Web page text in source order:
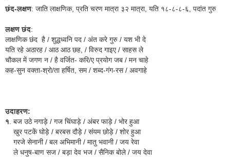
छंद-लक्षण: जाति लाक्षणिक, प्रति चरण मात्रा ३२ मात्रा, यति १८-८-८-६, पदांत गुरु
लक्षण छंद:
लाक्षणिक छंद है / शुद्धध्वनि पद / अंत करे गुरु / यश भी दे
यति रहे अठारह / आठ आठ छह, / विरुद गाइए / साहस ले
चौकल में जगण न / है वर्जित- करि/ए प्रयोग जब / मन चाहे
कह-सुन वक्ता-श्रो/ता हर्षित, सम / शब्द-गंग-रस / अवगाहे
उदाहरण:
१ . बज उठे नगाड़े / गज चिंघाड़े / अंबर फाड़े / भोर हुआ
खुर पटकें घोड़े / बरबस दौड़े / संयम छोड़े / शोर हुआ
गरजे सेनानी / बल अभिमानी / मातु भवानी / जय रेवा
ले धनुष-बाण सज / बड़ा देव भज / सैनिक बोले / जय देवा